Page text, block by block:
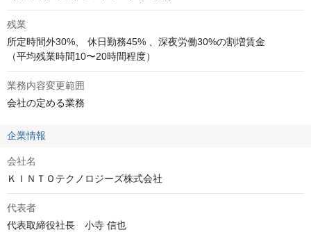
残業
所定時間外30%、 休日勤務45% 、深夜労働30%の割増賃金
（平均残業時間10〜20時間程度）
業務内容変更範囲
会社の定める業務
企業情報
会社名
ＫＩＮＴＯテクノロジーズ株式会社
代表者
代表取締役社長　小寺 信也